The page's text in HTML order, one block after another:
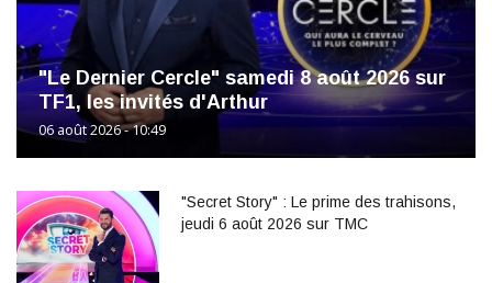
"Le Dernier Cercle" samedi 8 août 2026 sur
TF1, les invités d'Arthur
06 août 2026 - 10:49
"Secret Story" : Le prime des trahisons,
jeudi 6 août 2026 sur TMC